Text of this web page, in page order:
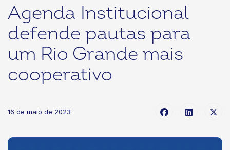
Agenda Institucional
defende pautas para
um Rio Grande mais
cooperativo
16 de maio de 2023